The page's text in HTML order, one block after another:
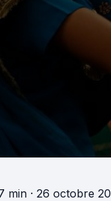
min · 26 octobre